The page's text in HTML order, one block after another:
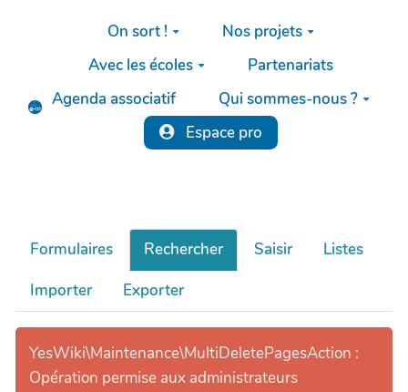
Aller au contenu principal
On sort !
Nos projets
Avec les écoles
Partenariats
Agenda associatif
Qui sommes-nous ?
Espace pro
Formulaires Rechercher Saisir
Listes
Importer
Exporter
YesWiki\Maintenance\MultiDeletePagesAction :
Opération permise aux administrateurs